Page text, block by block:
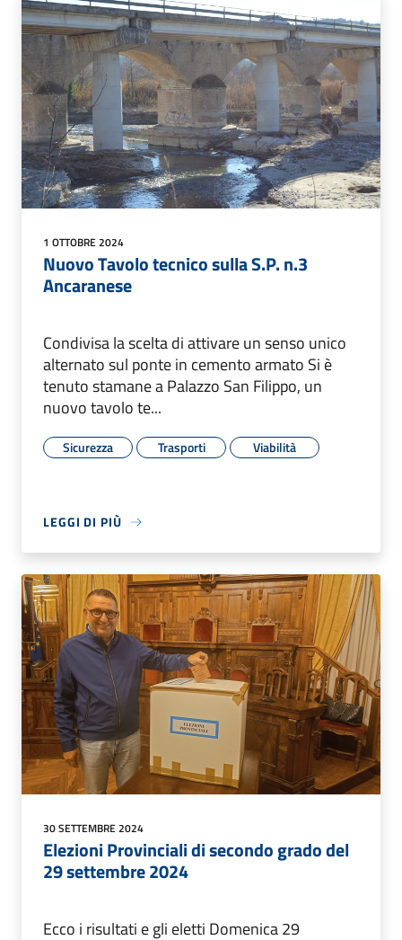
1 OTTOBRE 2024
Nuovo Tavolo tecnico sulla S.P. n.3
Ancaranese
Condivisa la scelta di attivare un senso unico
alternato sul ponte in cemento armato Si è
tenuto stamane a Palazzo San Filippo, un
nuovo tavolo te...
Sicurezza Trasporti Viabilità
LEGGI DI PIÙ
30 SETTEMBRE 2024
Elezioni Provinciali di secondo grado del
29 settembre 2024
Ecco i risultati e gli eletti Domenica 29